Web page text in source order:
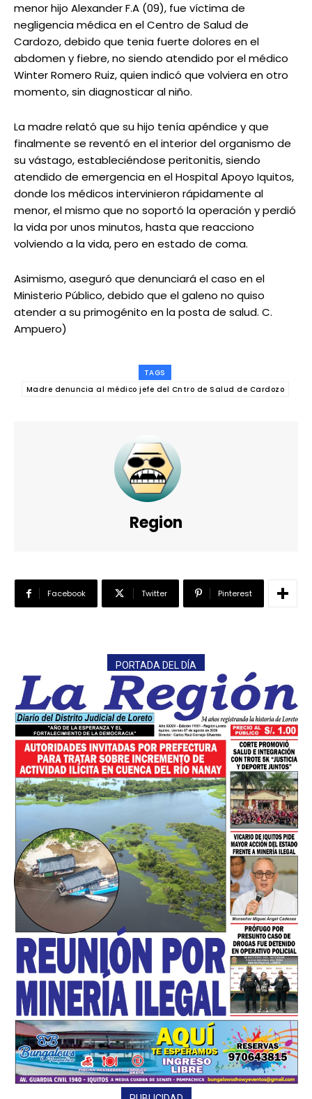
━ Planes
menor hijo Alexander F.A (09), fue víctima de
negligencia médica en el Centro de Salud de
Cardozo, debido que tenia fuerte dolores en el
abdomen y fiebre, no siendo atendido por el médico
Winter Romero Ruiz, quien indicó que volviera en otro
momento, sin diagnosticar al niño.
La madre relató que su hijo tenía apéndice y que
finalmente se reventó en el interior del organismo de
su vástago, estableciéndose peritonitis, siendo
atendido de emergencia en el Hospital Apoyo Iquitos,
donde los médicos intervinieron rápidamente al
menor, el mismo que no soportó la operación y perdió
la vida por unos minutos, hasta que reacciono
volviendo a la vida, pero en estado de coma.
Asimismo, aseguró que denunciará el caso en el
Ministerio Público, debido que el galeno no quiso
atender a su primogénito en la posta de salud. C.
Ampuero)
TAGS
Madre denuncia al médico jefe del Cntro de Salud de Cardozo
Region
Facebook Twitter Pinterest
PORTADA DEL DÍA